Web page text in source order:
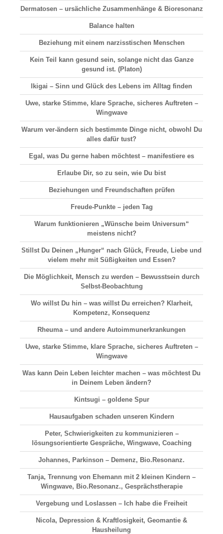
Dermatosen – ursächliche Zusammenhänge & Bioresonanz
Balance halten
Beziehung mit einem narzisstischen Menschen
Kein Teil kann gesund sein, solange nicht das Ganze
gesund ist. (Platon)
Ikigai – Sinn und Glück des Lebens im Alltag finden
Uwe, starke Stimme, klare Sprache, sicheres Auftreten –
Wingwave
Warum ver-ändern sich bestimmte Dinge nicht, obwohl Du
alles dafür tust?
Egal, was Du gerne haben möchtest – manifestiere es
Erlaube Dir, so zu sein, wie Du bist
Beziehungen und Freundschaften prüfen
Freude-Punkte – jeden Tag
Warum funktionieren „Wünsche beim Universum“
meistens nicht?
Stillst Du Deinen „Hunger“ nach Glück, Freude, Liebe und
vielem mehr mit Süßigkeiten und Essen?
Die Möglichkeit, Mensch zu werden – Bewusstsein durch
Selbst-Beobachtung
Wo willst Du hin – was willst Du erreichen? Klarheit,
Kompetenz, Konsequenz
Rheuma – und andere Autoimmunerkrankungen
Uwe, starke Stimme, klare Sprache, sicheres Auftreten –
Wingwave
Was kann Dein Leben leichter machen – was möchtest Du
in Deinem Leben ändern?
Kintsugi – goldene Spur
Hausaufgaben schaden unseren Kindern
Peter, Schwierigkeiten zu kommunizieren –
lösungsorientierte Gespräche, Wingwave, Coaching
Johannes, Parkinson – Demenz, Bio.Resonanz.
Tanja, Trennung von Ehemann mit 2 kleinen Kindern –
Wingwave, Bio.Resonanz., Gesprächstherapie
Vergebung und Loslassen – Ich habe die Freiheit
Nicola, Depression & Kraftlosigkeit, Geomantie &
Hausheilung